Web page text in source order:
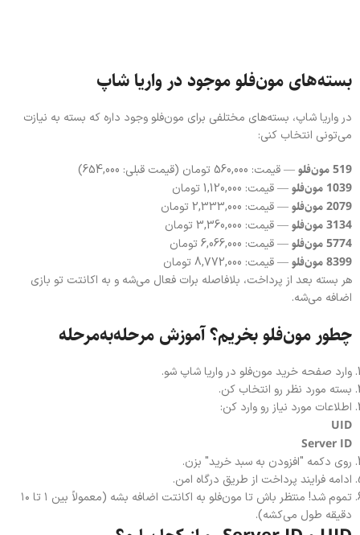
بسته‌های مون‌فلو موجود در واریا شاپ
در واریا شاپ، بسته‌های مختلفی برای مون‌فلو وجود داره که بسته به نیازت
می‌تونی انتخاب کنی:
519 مون‌فلو — قیمت: 560,000 تومان (قیمت قبلی: 654,000)
1039 مون‌فلو — قیمت: 1,120,000 تومان
2079 مون‌فلو — قیمت: 2,333,000 تومان
3134 مون‌فلو — قیمت: 3,360,000 تومان
5774 مون‌فلو — قیمت: 6,066,000 تومان
8399 مون‌فلو
— قیمت: 8,772,000 تومان
هر بسته بعد از پرداخت، بلافاصله برات فعال می‌شه و به اکانتت تو بازی
اضافه می‌شه.
چطور مون‌فلو بخریم؟ آموزش مرحله‌به‌مرحله
وارد صفحه خرید مون‌فلو در واریا شاپ شو.
بسته مورد نظر رو انتخاب کن.
اطلاعات مورد نیاز رو وارد کن:
UID
Server ID
روی دکمه "افزودن به سبد خرید" بزن.
ادامه فرایند پرداخت از طریق درگاه امن.
تموم شد! منتظر باش تا مون‌فلو به اکانتت اضافه بشه (معمولاً بین ۱ تا ۱۰
دقیقه طول می‌کشه).